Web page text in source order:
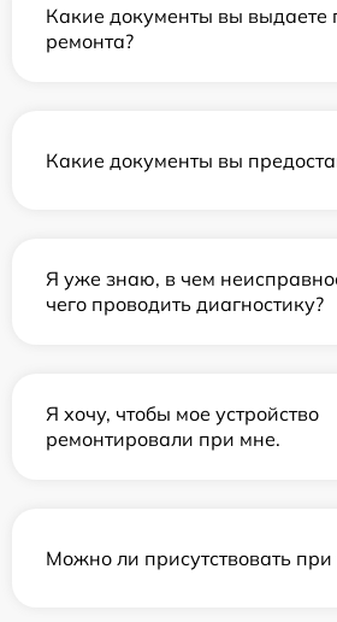
Какие документы вы выдаете
ремонта?
Какие документы вы
Я уже знаю, в чем
чего проводить диагностику?
Я хочу, чтобы мое устройство
ремонтировали при мне.
Можно ли присутствовать при